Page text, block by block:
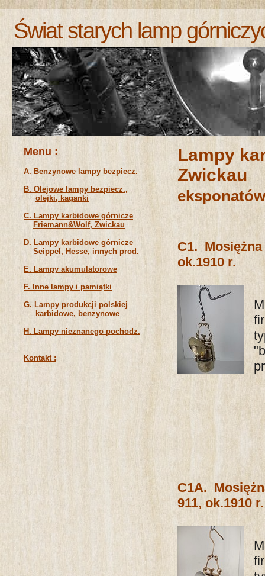
Świat starych lamp
Lampy
Zwickau
C1.
ok.1910 r.
C1A.
911, ok.1910 r.
Menu :
A. Benzynowe lampy bezpiecz.
B. Olejowe lampy bezpiecz.,
olejki, kaganki
C. Lampy karbidowe górnicze
Friemann&Wolf, Zwickau
D. Lampy karbidowe górnicze
Seippel, Hesse, innych prod.
E. Lampy akumulatorowe
F. Inne lampy i pamiątki
G. Lampy produkcji polskiej
karbidowe, benzynowe
H. Lampy nieznanego pochodz.
Kontakt :